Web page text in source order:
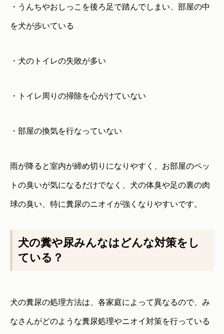
・うんちやおしっこを後ろ足で踏んでしまい、部屋の中
を犬が歩いている
・犬のトイレの失敗が多い
・トイレ周りの掃除を心がけていない
・部屋の換気を行なっていない
雨が降ると室内が締め切りになりやすく、お部屋のペッ
トの臭いが気になるだけでなく、犬の体臭や足の裏の肉
球の臭い、特に糞尿のニオイが強くなりやすいです。
犬の糞や尿みんなはどんな対策をし
ている？
犬の糞尿の処理方法は、各家庭によって異なるので、み
なさんがどのような糞尿処理やニオイ対策を行っている